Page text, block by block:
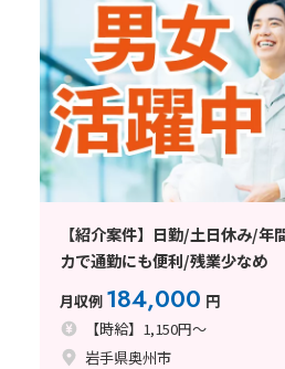
【紹介案件】日勤/土日休み/年
カで通勤にも便利/残業少なめ
月収例 184,000 円
【時給】1,150円～
岩手県奥州市